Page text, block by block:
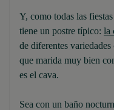
Y, como todas las
tiene un postre típico: la
de diferentes
que marida muy bien
es el cava.
Sea con un baño